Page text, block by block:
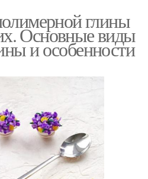
глины
Основные виды
и особенности